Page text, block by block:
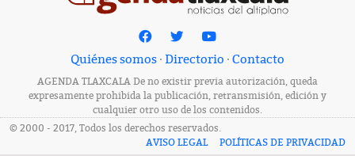
Quiénes somos · Directorio · Contacto
AGENDA TLAXCALA De no existir previa autorización, queda
expresamente prohibida la publicación, retransmisión, edición y
cualquier otro uso de los contenidos.
© 2000 - 2017, Todos los derechos reservados.
AVISO LEGAL
POLÍTICAS DE PRIVACIDAD